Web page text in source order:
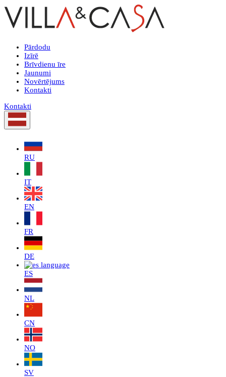
Pārdodu
Izīrē
Brīvdienu īre
Jaunumi
Novērtējums
Kontakti
Kontakti
RU
IT
EN
FR
DE
ES
NL
CN
NO
SV